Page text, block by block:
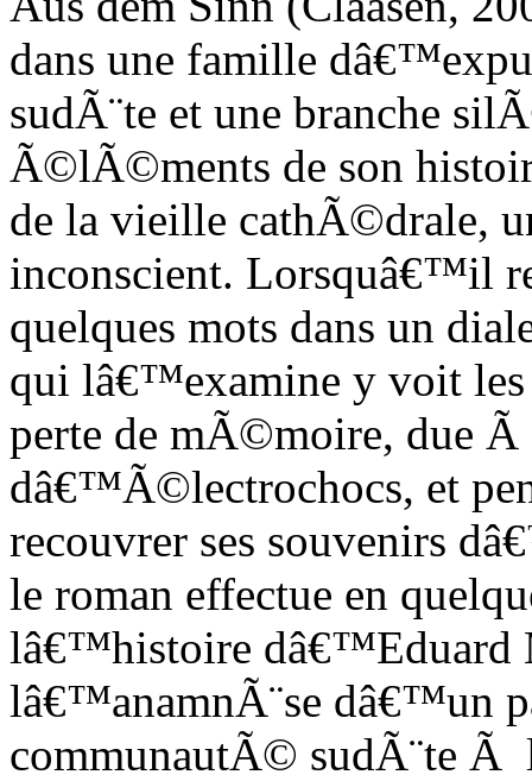
dans une famille
sudÃ¨te et une branche
Ã©lÃ©ments de son
de la vieille cathÃ©drale,
inconscient. Lorsquâ€™il
quelques mots dans un
qui lâ€™examine y voit
perte de mÃ©moire, due
dâ€™Ã©lectrochocs, et
recouvrer ses souvenirs
le roman effectue en
lâ€™histoire dâ€™Eduard
lâ€™anamnÃ¨se dâ€™un
communautÃ© sudÃ¨te